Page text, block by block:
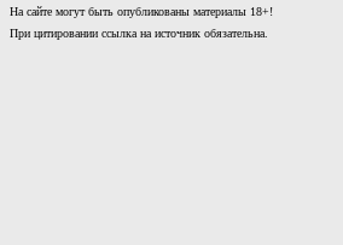
На сайте могут быть опубликованы материалы 18+!
При цитировании ссылка на источник обязательна.